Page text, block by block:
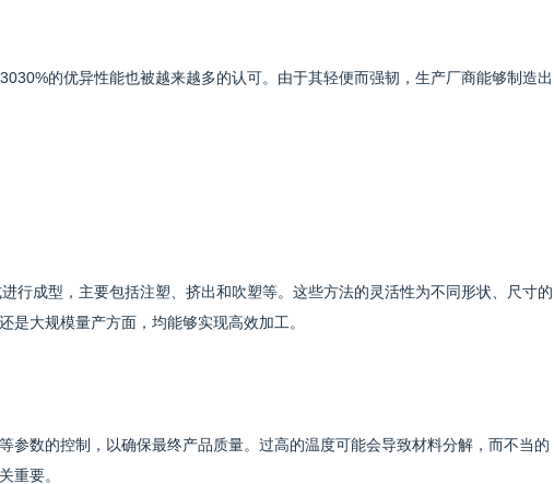
的优异性能也被越来越多的认可。由于其轻便而强韧，生产厂商能够制造出
行成型，主要包括注塑、挤出和吹塑等。这些方法的灵活性为不同形状、尺寸的
是大规模量产方面，均能够实现高效加工。
参数的控制，以确保最终产品质量。过高的温度可能会导致材料分解，而不当的
重要。